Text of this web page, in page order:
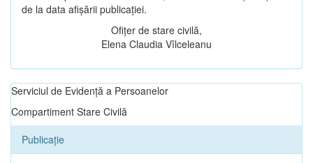
de la data afișării publicației.
Ofițer de stare civilă,
Elena Claudia Vîlceleanu
Serviciul de Evidență a Persoanelor
Compartiment Stare Civilă
Publicație